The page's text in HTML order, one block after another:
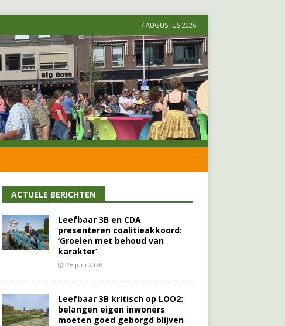
7 AUGUSTUS 2026
ACTUELE BERICHTEN
Leefbaar 3B en CDA
presenteren coalitieakkoord:
‘Groeien met behoud van
karakter’
26 juni 2026
Leefbaar 3B kritisch op LOO2:
belangen eigen inwoners
moeten goed geborgd blijven